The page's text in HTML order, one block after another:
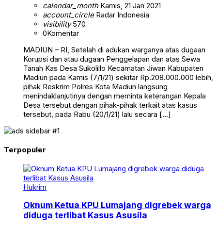
calendar_monthKamis, 21 Jan 2021
account_circleRadar Indonesia
visibility570
0Komentar
MADIUN – RI, Setelah di adukan warganya atas dugaan
Korupsi dan atau dugaan Penggelapan dan atas Sewa
Tanah Kas Desa Sukolillo Kecamatan Jiwan Kabupaten
Madiun pada Kamis (7/1/21) sekitar Rp.208.000.000 lebih,
pihak Reskrim Polres Kota Madiun langsung
menindaklanjutinya dengan meminta keterangan Kepala
Desa tersebut dengan pihak-pihak terkait atas kasus
tersebut, pada Rabu (20/1/21) lalu secara […]
Terpopuler
Hukrim
Oknum Ketua KPU Lumajang digrebek warga
diduga terlibat Kasus Asusila